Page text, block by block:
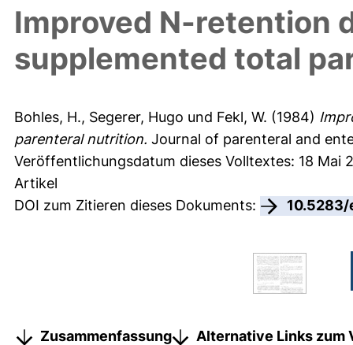
Improved N-retention
supplemented total
Bohles, H., Segerer, Hugo und Fekl, W. (1984)
parenteral nutrition. Journal of parenteral and
Veröffentlichungsdatum dieses Volltextes: 18 Mai
Artikel
DOI zum Zitieren dieses Dokuments:
10.5283/
Zusammenfassung
Alternative Links zum